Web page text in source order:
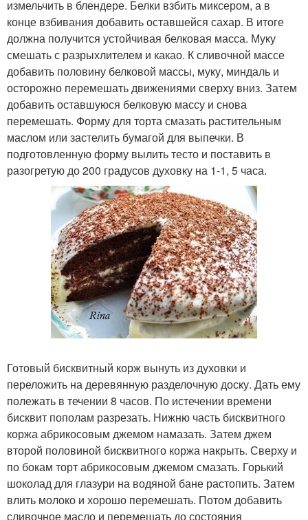
измельчить в блендере. Белки взбить миксером, а в
конце взбивания добавить оставшейся сахар. В итоге
должна получится устойчивая белковая масса. Муку
смешать с разрыхлителем и какао. К сливочной массе
добавить половину белковой массы, муку, миндаль и
осторожно перемешать движениями сверху вниз. Затем
добавить оставшуюся белковую массу и снова
перемешать. Форму для торта смазать растительным
маслом или застелить бумагой для выпечки. В
подготовленную форму вылить тесто и поставить в
разогретую до 200 градусов духовку на 1-1, 5 часа.
Готовый бисквитный корж вынуть из духовки и
переложить на деревянную разделочную доску. Дать ему
полежать в течении 8 часов. По истечении времени
бисквит пополам разрезать. Нижню часть бисквитного
коржа абрикосовым джемом намазать. Затем джем
второй половиной бисквитного коржа накрыть. Сверху и
по бокам торт абрикосовым джемом смазать. Горький
шоколад для глазури на водяной бане растопить. Затем
влить молоко и хорошо перемешать. Потом добавить
сливочное масло и перемешать до состояния